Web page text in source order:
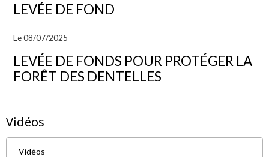
LEVÉE DE FOND
Le 08/07/2025
LEVÉE DE FONDS POUR PROTÉGER LA
FORÊT DES DENTELLES
Vidéos
Vidéos